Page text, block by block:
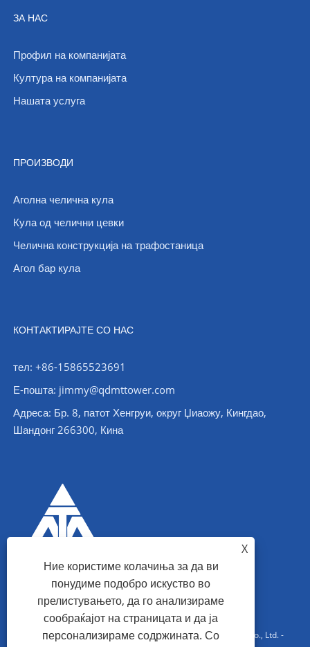
ЗА НАС
Профил на компанијата
Култура на компанијата
Нашата услуга
ПРОИЗВОДИ
Аголна челична кула
Кула од челични цевки
Челична конструкција на трафостаница
Агол бар кула
КОНТАКТИРАЈТЕ СО НАС
тел: +86-15865523691
Е-пошта: jimmy@qdmttower.com
Адреса: Бр. 8, патот Хенгруи, округ Џиаожу, Кингдао,
Шандонг 266300, Кина
Авторски права © 2022 Qingdao Maotong Power Equipment Co., Ltd. -
X
Ние користиме колачиња за да ви
понудиме подобро искуство во
прелистувањето, да го анализираме
сообраќајот на страницата и да ја
персонализираме содржината. Со